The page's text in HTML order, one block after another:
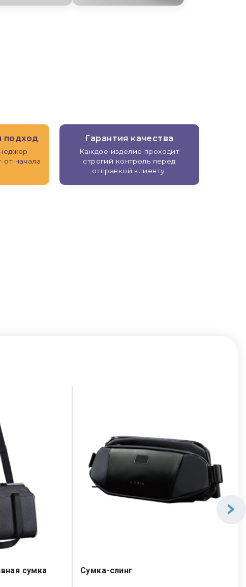
подход
от начала
Гарантия качества
Каждое изделие проходит
строгий контроль перед
отправкой клиенту.
сумка Сумка-слинг